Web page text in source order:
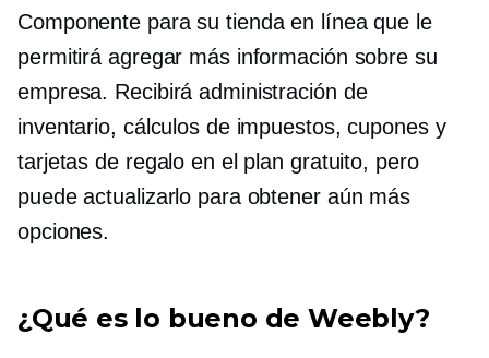
Componente para su tienda en línea que le
permitirá agregar más información sobre su
empresa. Recibirá administración de
inventario, cálculos de impuestos, cupones y
tarjetas de regalo en el plan gratuito, pero
puede actualizarlo para obtener aún más
opciones.
¿Qué es lo bueno de Weebly?